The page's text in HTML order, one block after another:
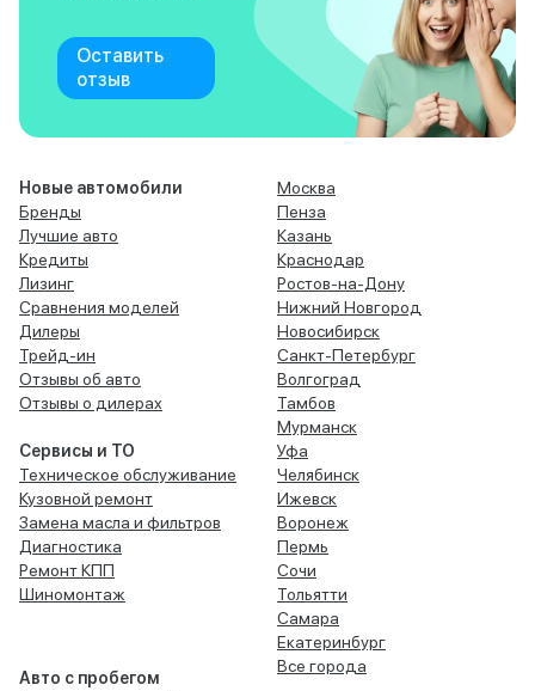
Оставить
отзыв
Новые автомобили
Бренды
Лучшие авто
Кредиты
Лизинг
Сравнения моделей
Дилеры
Трейд-ин
Отзывы об авто
Отзывы о дилерах
Сервисы и ТО
Техническое обслуживание
Кузовной ремонт
Замена масла и фильтров
Диагностика
Ремонт КПП
Шиномонтаж
Авто с пробегом
Москва
Пенза
Казань
Краснодар
Ростов-на-Дону
Нижний Новгород
Новосибирск
Санкт-Петербург
Волгоград
Тамбов
Мурманск
Уфа
Челябинск
Ижевск
Воронеж
Пермь
Сочи
Тольятти
Самара
Екатеринбург
Все города